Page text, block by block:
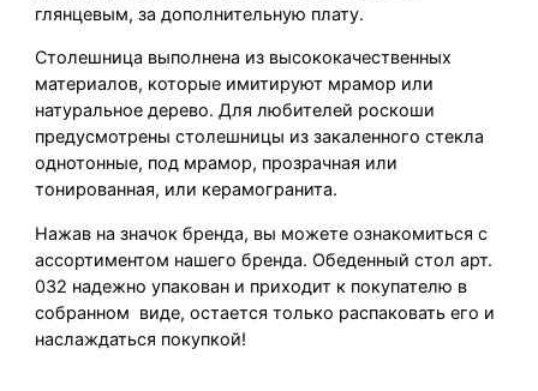
глянцевым, за дополнительную плату.
Столешница выполнена из высококачественных
материалов, которые имитируют мрамор или
натуральное дерево. Для любителей роскоши
предусмотрены столешницы из закаленного стекла
однотонные, под мрамор, прозрачная или
тонированная, или керамогранита.
Нажав на значок бренда, вы можете ознакомиться с
ассортиментом нашего бренда. Обеденный стол арт.
032 надежно упакован и приходит к покупателю в
собранном виде, остается только распаковать его и
наслаждаться покупкой!